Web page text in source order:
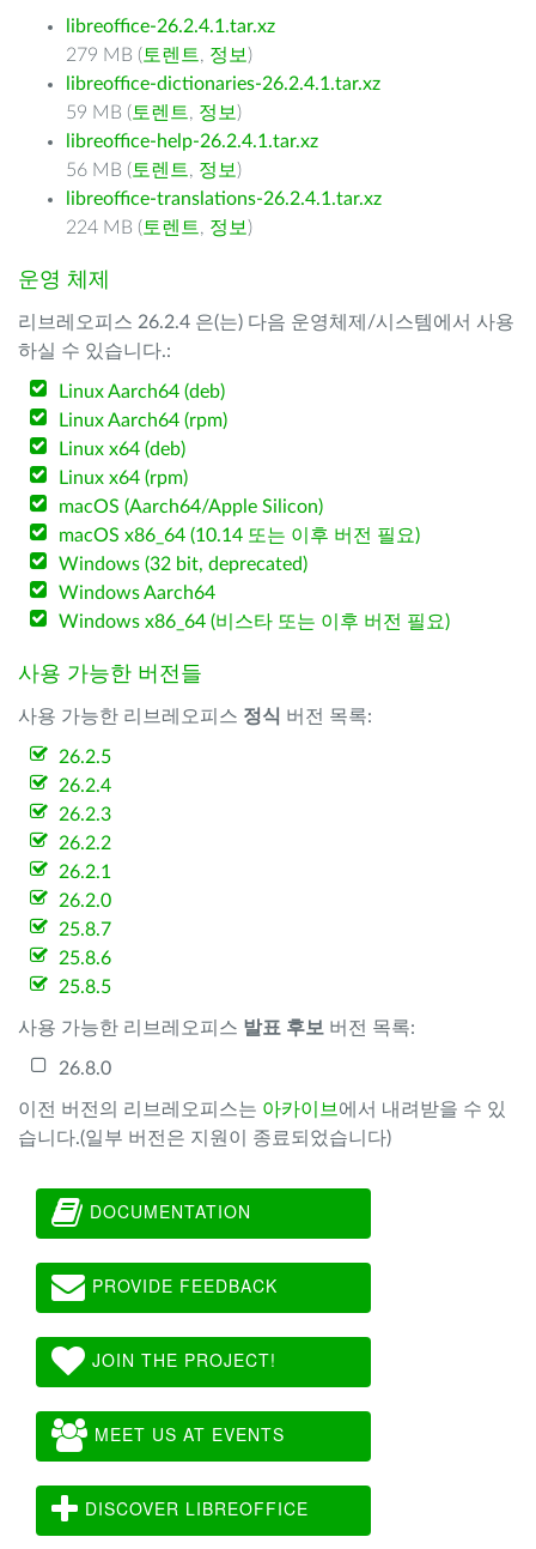
libreoffice-26.2.4.1.tar.xz
279 MB ( 토렌트, 정보 )
libreoffice-dictionaries-26.2.4.1.tar.xz
59 MB ( 토렌트, 정보 )
libreoffice-help-26.2.4.1.tar.xz
56 MB ( 토렌트, 정보 )
libreoffice-translations-26.2.4.1.tar.xz
224 MB ( 토렌트, 정보 )
운영 체제
리브레오피스 26.2.4 은(는) 다음 운영체제/시스템에서 사용
하실 수 있습니다.:
Linux Aarch64 (deb)
Linux Aarch64 (rpm)
Linux x64 (deb)
Linux x64 (rpm)
macOS (Aarch64/Apple Silicon)
macOS x86_64 (10.14 또는 이후 버전 필요)
Windows (32 bit, deprecated)
Windows Aarch64
Windows x86_64 (비스타 또는 이후 버전 필요)
사용 가능한 버전들
사용 가능한 리브레오피스 정식 버전 목록:
26.2.5
26.2.4
26.2.3
26.2.2
26.2.1
26.2.0
25.8.7
25.8.6
25.8.5
사용 가능한 리브레오피스 발표 후보 버전 목록:
26.8.0
이전 버전의 리브레오피스는 아카이브 에서 내려받을 수 있
습니다.(일부 버전은 지원이 종료되었습니다)
DOCUMENTATION
PROVIDE FEEDBACK
JOIN THE PROJECT!
MEET US AT EVENTS
DISCOVER LIBREOFFICE